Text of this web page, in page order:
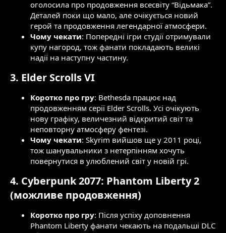
оголосила про продовження всесвіту “Відьмака”.
Деталей поки що мало, але очікується новий
герой та продовження легендарної атмосфери.
Чому чекати: Попередні ігри студії отримували
купу нагород, тож фанати покладають великі
надії на наступну частину.
3. Elder Scrolls VI
Коротко про гру: Bethesda працює над
продовженням серії Elder Scrolls. Усі очікують
нову графіку, величезний відкритий світ та
неповторну атмосферу фентезі.
Чому чекати: Skyrim вийшов ще у 2011 році,
тож шанувальники з нетерпінням хочуть
повернутися в улюблений світ у новій грі.
4. Cyberpunk 2077: Phantom Liberty 2
(можливе продовження)​
Коротко про гру: Після успіху доповнення
Phantom Liberty фанати чекають на подальші DLC